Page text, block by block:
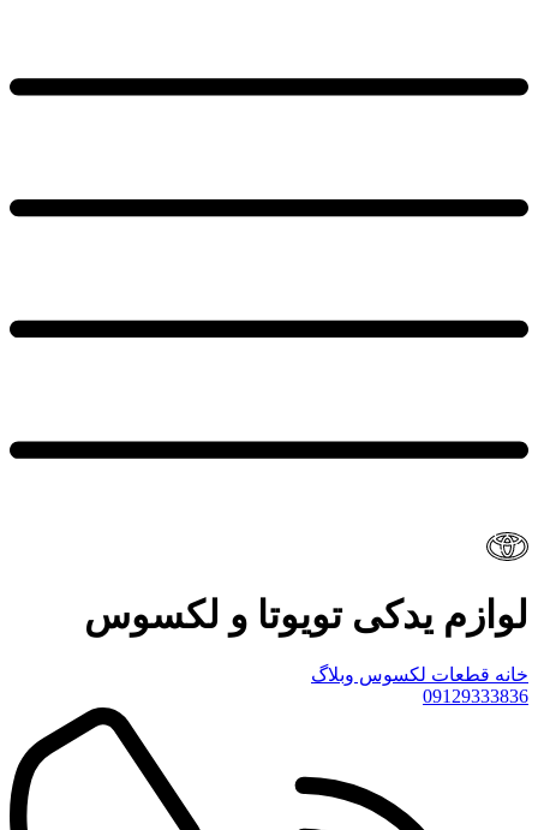
لوازم یدکی تویوتا و لکسوس
خانه قطعات لکسوس وبلاگ
09129333836